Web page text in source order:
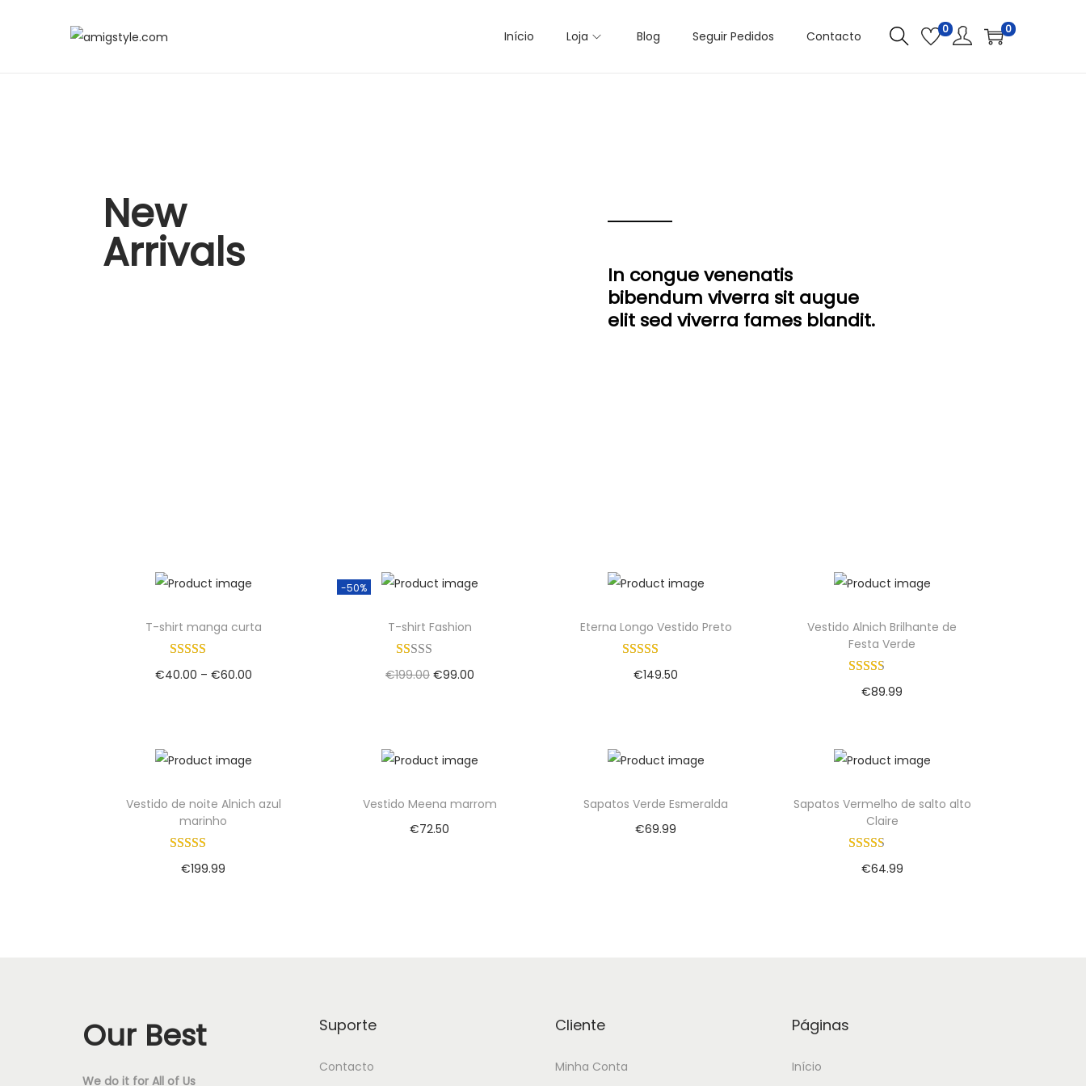
Início Loja Blog Seguir Pedidos Contacto 0 0
New
Arrivals
In congue venenatis
bibendum viverra sit augue
elit sed viverra fames blandit.
T-shirt manga curta
€40.00 – €60.00
-50%
T-shirt Fashion
€199.00 €99.00
Eterna Longo Vestido Preto
€149.50
Vestido Alnich Brilhante de
Festa Verde
€89.99
Add to Wishlist
Vestido de noite Alnich azul
marinho
€199.99
Vestido Meena marrom
€72.50
Sapatos Verde Esmeralda
€69.99
Sapatos Vermelho de salto alto
Claire
€64.99
Our Best
We do it for All of Us
Suporte
Contacto
Cliente
Minha Conta
Páginas
Início